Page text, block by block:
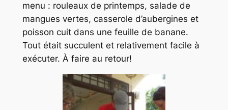
menu : rouleaux de printemps, salade de
mangues vertes, casserole d’aubergines et
poisson cuit dans une feuille de banane.
Tout était succulent et relativement facile à
exécuter. À faire au retour!